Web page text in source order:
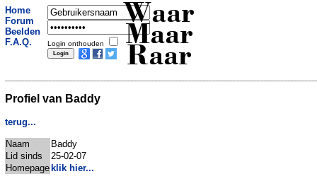
Home
Forum
Beelden
F.A.Q.
Login onthouden
Waar
Maar
Raar
Profiel van Baddy
terug...
Naam
Baddy
Lid sinds
25-02-07
Homepageklik hier...